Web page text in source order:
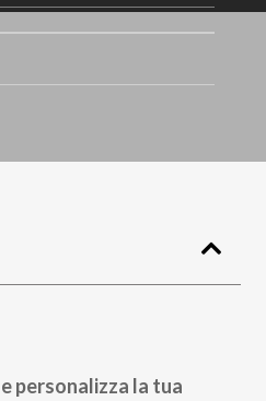
e personalizza la tua